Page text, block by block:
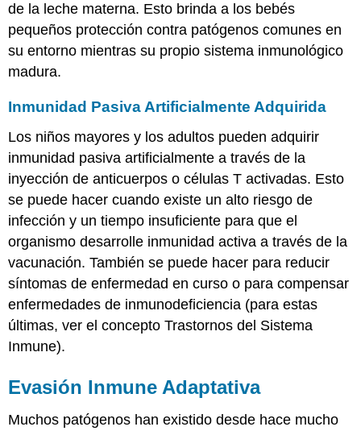
de la leche materna. Esto brinda a los bebés
pequeños protección contra patógenos comunes en
su entorno mientras su propio sistema inmunológico
madura.
Inmunidad Pasiva Artificialmente Adquirida
Los niños mayores y los adultos pueden adquirir
inmunidad pasiva artificialmente a través de la
inyección de anticuerpos o células T activadas. Esto
se puede hacer cuando existe un alto riesgo de
infección y un tiempo insuficiente para que el
organismo desarrolle inmunidad activa a través de la
vacunación. También se puede hacer para reducir
síntomas de enfermedad en curso o para compensar
enfermedades de inmunodeficiencia (para estas
últimas, ver el concepto Trastornos del Sistema
Inmune).
Evasión Inmune Adaptativa
Muchos patógenos han existido desde hace mucho